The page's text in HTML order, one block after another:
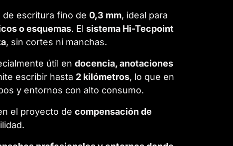
escritura fino de 0,3 mm, ideal para
o esquemas. El sistema Hi-Tecpoint
, sin cortes ni manchas.
útil en docencia, anotaciones
escribir hasta 2 kilómetros, lo que en
y entornos con alto consumo.
el proyecto de compensación de